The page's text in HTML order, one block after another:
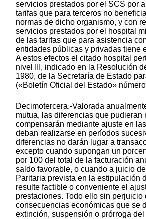
servicios prestados por el SCS por
tarifas que para terceros no
normas de dicho organismo, y con
servicios prestados por el hospital
de las tarifas que para asistencia
entidades públicas y privadas tiene
A estos efectos el citado hospital
nivel III, indicado en la Resolución
1980, de la Secretaría de Estado
(«Boletín Oficial del Estado»
Decimotercera.-Valorada
mutua, las diferencias que pudieran
compensarán mediante ajuste en
deban realizarse en períodos
diferencias no darán lugar a
excepto cuando supongan un
por 100 del total de la facturación
saldo favorable, o cuando a juicio
Paritaria prevista en la estipulación
resulte factible o conveniente el
prestaciones. Todo ello sin perjuicio
consecuencias económicas que se
extinción, suspensión o prórroga